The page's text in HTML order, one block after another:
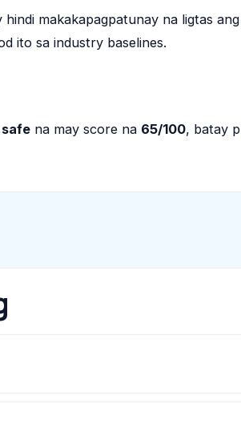
makakapagpatunay na ligtas
ito sa industry baselines.
safe na may score na 65/100, batay